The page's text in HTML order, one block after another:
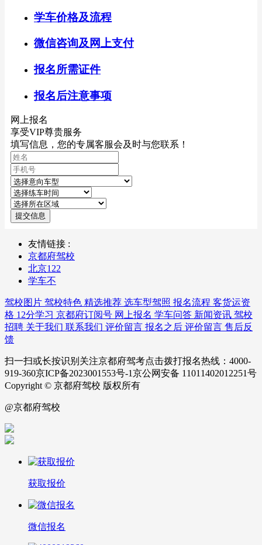
学车价格及流程
微信咨询及网上支付
报名所需证件
报名后注意事项
网上报名
享受VIP尊贵服务
填写信息，您的专属客服会及时与您联系！
提交信息
友情链接 :
京都府驾校
北京122
学车不
驾校图片 驾校特色 精选推荐 选车型驾照 报名流程 客货运资
格 12分学习 京都府订阅号 网上报名 学车问答 新闻资讯 驾校
招聘 关于我们 联系我们 评价留言 报名之后 评价留言 售后反
馈
扫一扫或长按识别关注京都府驾考点击拨打报名热线：4000-
919-360京ICP备2023001553号-1京公网安备 11011402012251号
Copyright © 京都府驾校 版权所有
@京都府驾校
获取报价
微信报名